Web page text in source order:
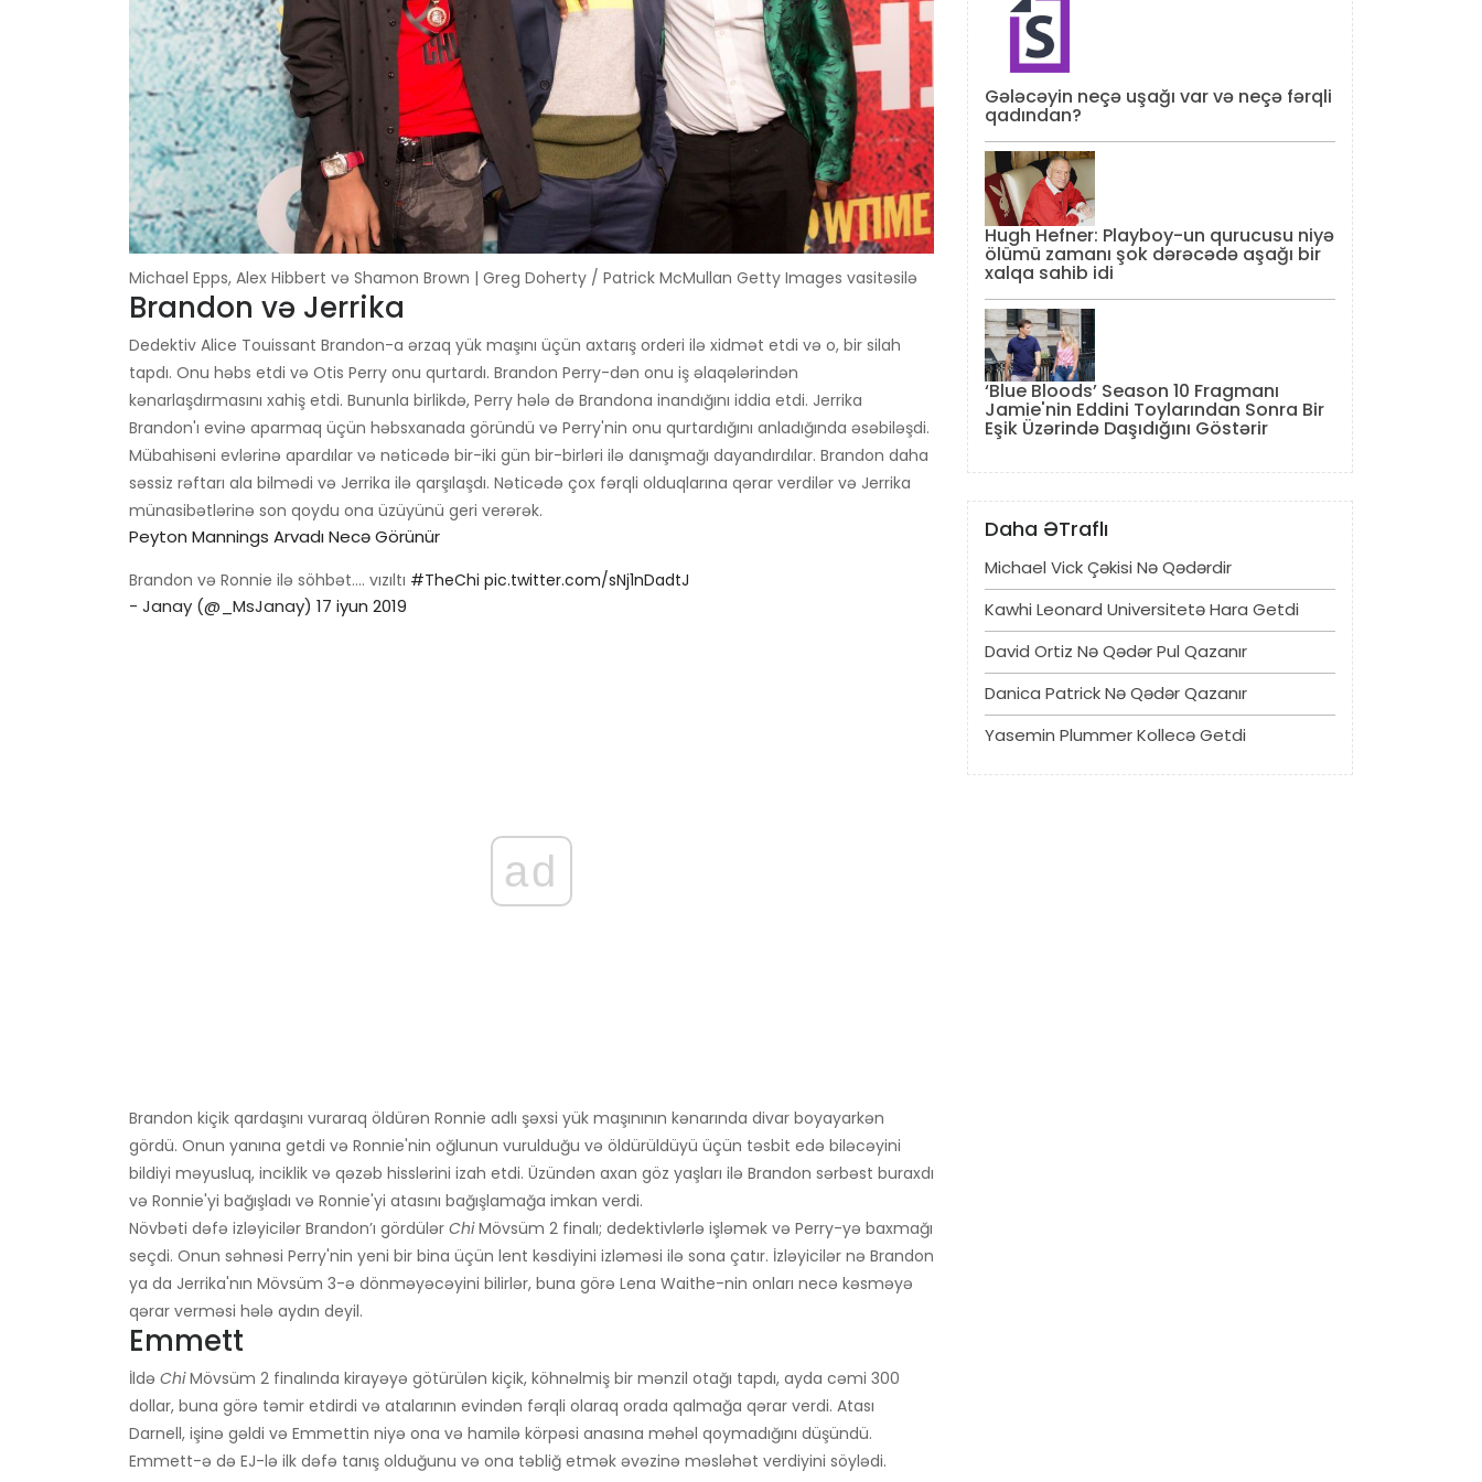
Michael Epps, Alex Hibbert və Shamon Brown | Greg Doherty / Patrick McMullan Getty Images vasitəsilə
Brandon və Jerrika
Dedektiv Alice Touissant Brandon-a ərzaq yük maşını üçün axtarış orderi ilə xidmət etdi və o, bir silah
tapdı. Onu həbs etdi və Otis Perry onu qurtardı. Brandon Perry-dən onu iş əlaqələrindən
kənarlaşdırmasını xahiş etdi. Bununla birlikdə, Perry hələ də Brandona inandığını iddia etdi. Jerrika
Brandon'ı evinə aparmaq üçün həbsxanada göründü və Perry'nin onu qurtardığını anladığında əsəbiləşdi.
Mübahisəni evlərinə apardılar və nəticədə bir-iki gün bir-birləri ilə danışmağı dayandırdılar. Brandon daha
səssiz rəftarı ala bilmədi və Jerrika ilə qarşılaşdı. Nəticədə çox fərqli olduqlarına qərar verdilər və Jerrika
münasibətlərinə son qoydu ona üzüyünü geri verərək.
Peyton Mannings Arvadı Necə Görünür
Brandon və Ronnie ilə söhbət…. vızıltı #TheChi pic.twitter.com/sNj1nDadtJ
- Janay (@_MsJanay) 17 iyun 2019
ad
Brandon kiçik qardaşını vuraraq öldürən Ronnie adlı şəxsi yük maşınının kənarında divar boyayarkən
gördü. Onun yanına getdi və Ronnie'nin oğlunun vurulduğu və öldürüldüyü üçün təsbit edə biləcəyini
bildiyi məyusluq, inciklik və qəzəb hisslərini izah etdi. Üzündən axan göz yaşları ilə Brandon sərbəst buraxdı
və Ronnie'yi bağışladı və Ronnie'yi atasını bağışlamağa imkan verdi.
Növbəti dəfə izləyicilər Brandon’ı gördülər ChiMövsüm 2 finalı; dedektivlərlə işləmək və Perry-yə baxmağı
seçdi. Onun səhnəsi Perry'nin yeni bir bina üçün lent kəsdiyini izləməsi ilə sona çatır. İzləyicilər nə Brandon
ya da Jerrika'nın Mövsüm 3-ə dönməyəcəyini bilirlər, buna görə Lena Waithe-nin onları necə kəsməyə
qərar verməsi hələ aydın deyil.
Emmett
İldə ChiMövsüm 2 finalında kirayəyə götürülən kiçik, köhnəlmiş bir mənzil otağı tapdı, ayda cəmi 300
dollar, buna görə təmir etdirdi və atalarının evindən fərqli olaraq orada qalmağa qərar verdi. Atası
Darnell, işinə gəldi və Emmettin niyə ona və hamilə körpəsi anasına məhəl qoymadığını düşündü.
Emmett-ə də EJ-lə ilk dəfə tanış olduğunu və ona təbliğ etmək əvəzinə məsləhət verdiyini söylədi.
Gələcəyin neçə uşağı var və neçə fərqli
qadından?
Hugh Hefner: Playboy-un qurucusu niyə
ölümü zamanı şok dərəcədə aşağı bir
xalqa sahib idi
‘Blue Bloods’ Season 10 Fragmanı
Jamie'nin Eddini Toylarından Sonra Bir
Eşik Üzərində Daşıdığını Göstərir
Daha ƏTraflı
Michael Vick Çəkisi Nə Qədərdir
Kawhi Leonard Universitetə ​​hara Getdi
David Ortiz Nə Qədər Pul Qazanır
Danica Patrick Nə Qədər Qazanır
Yasemin Plummer Kollecə Getdi